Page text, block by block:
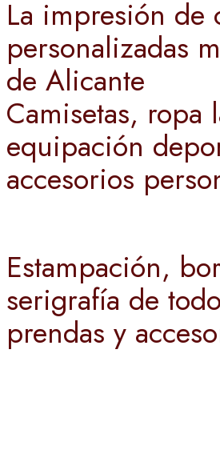
La impresión de
personalizadas
de Alicante
Camisetas, ropa
equipación
accesorios
Estampación,
serigrafía de
prendas y